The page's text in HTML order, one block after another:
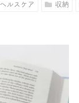
ヘルスケア 収納